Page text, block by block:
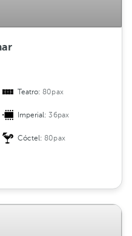
Teatro:80pax
Imperial:36pax
Cóctel:80pax